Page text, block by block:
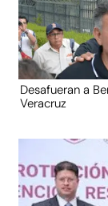
Desafueran a
Veracruz